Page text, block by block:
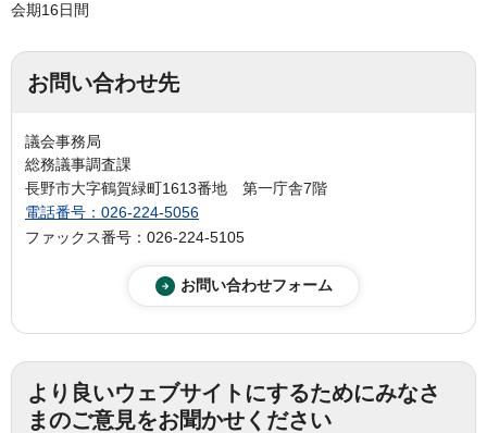
会期16日間
お問い合わせ先
議会事務局
総務議事調査課
長野市大字鶴賀緑町1613番地 第一庁舎7階
電話番号：026-224-5056
ファックス番号：026-224-5105
より良いウェブサイトにするためにみなさ
まのご意見をお聞かせください